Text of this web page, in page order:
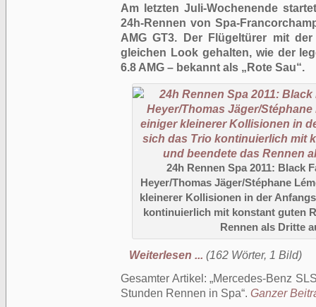
Am letzten Juli-Wochenende
24h-Rennen von Spa-
AMG GT3. Der Flügeltürer mit
gleichen Look gehalten, wie der
6.8 AMG – bekannt als „Rote Sau“.
24h Rennen Spa 2011: Black
Heyer/Thomas Jäger/Stéphane
kleinerer Kollisionen in der
kontinuierlich mit konstant guten
Rennen als Dritte
Weiterlesen ... (162 Wörter, 1 Bild)
Gesamter Artikel: Mercedes-Benz
Stunden Rennen in Spa . Ganzer